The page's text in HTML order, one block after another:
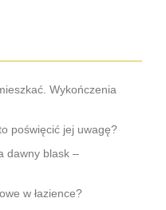
Wykończenia
poświęcić jej uwagę?
dawny blask –
w łazience?